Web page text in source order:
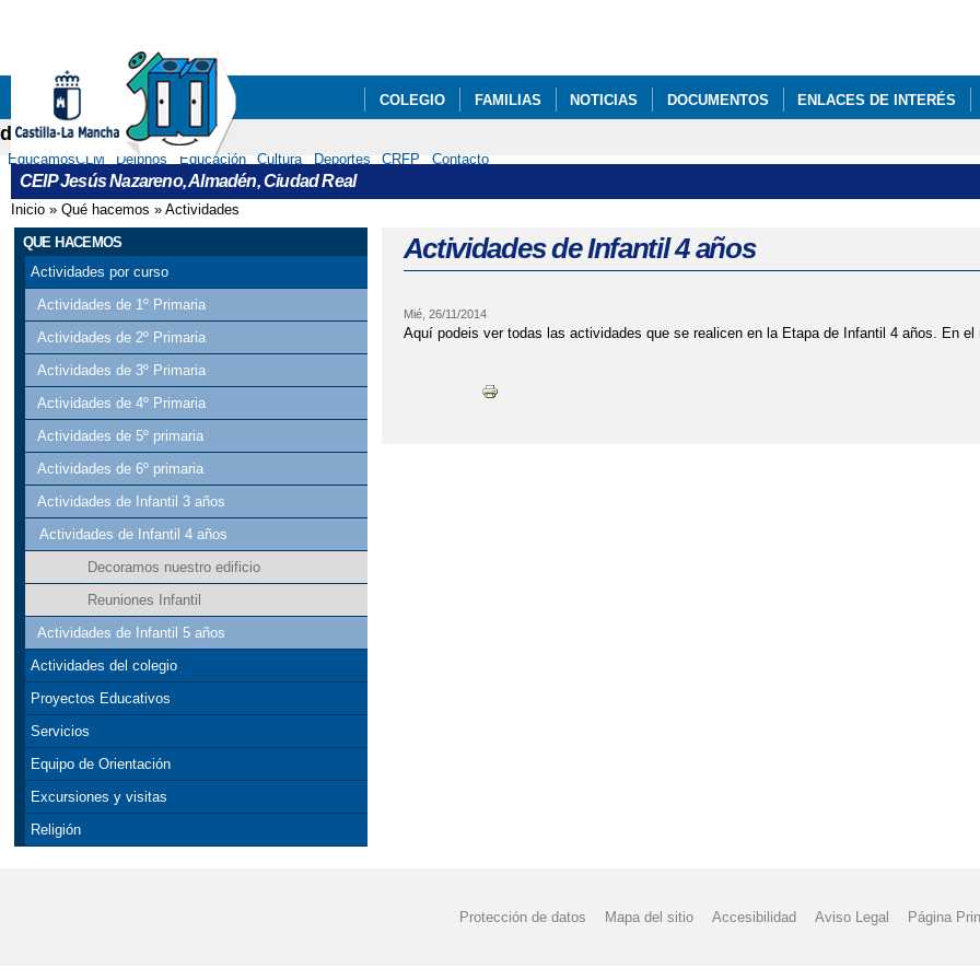
COLEGIO FAMILIAS NOTICIAS DOCUMENTOS ENLACES DE INTERÉS
delphos
EducamosCLM Delphos Educación Cultura Deportes CRFP Contacto
CEIP Jesús Nazareno, Almadén, Ciudad Real
Se encuentra usted aquí
Inicio » Qué hacemos » Actividades
QUE HACEMOS
Actividades por curso
Actividades de 1º Primaria
Actividades de 2º Primaria
Actividades de 3º Primaria
Actividades de 4º Primaria
Actividades de 5º primaria
Actividades de 6º primaria
Actividades de Infantil 3 años
Actividades de Infantil 4 años
Decoramos nuestro edificio
Reuniones Infantil
Actividades de Infantil 5 años
Actividades del colegio
Proyectos Educativos
Servicios
Equipo de Orientación
Excursiones y visitas
Religión
Actividades de Infantil 4 años
Mié, 26/11/2014
Aquí podeis ver todas las actividades que se realicen en la Etapa de Infantil 4 años. En
Protección de datos Mapa del sitio Accesibilidad Aviso Legal Página